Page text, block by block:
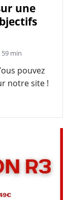
une
59 min
pouvez
notre site !